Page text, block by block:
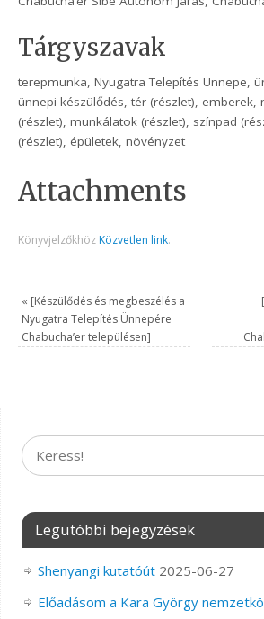
Tárgyszavak
terepmunka, Nyugatra Telepítés Ünnepe,
ünnepi készülődés, tér (részlet), emberek,
(részlet), munkálatok (részlet), színpad
(részlet), épületek, növényzet
Attachments
Könyvjelzőkhöz Közvetlen link.
« [Készülődés és megbeszélés a
Nyugatra Telepítés Ünnepére
Chabucha’er településen]
Legutóbbi bejegyzések
Shenyangi kutatóút 2025-06-27
Előadásom a Kara György